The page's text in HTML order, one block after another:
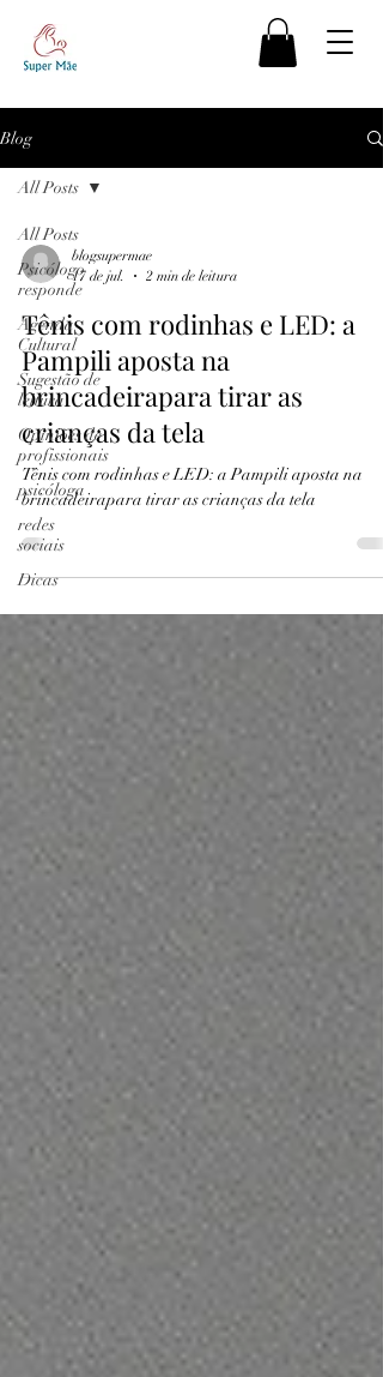
Blog
All Posts
Psicólogo
responde
Agenda
Cultural
Sugestão de
leitura
Opiniões de
profissionais
psicóloga
redes
sociais
Dicas
All Posts
blogsupermae
17 de jul.
2 min de leitura
Tênis com rodinhas e LED: a
Pampili aposta na
brincadeirapara tirar as
crianças da tela
Tênis com rodinhas e LED: a Pampili aposta na
brincadeirapara tirar as crianças da tela